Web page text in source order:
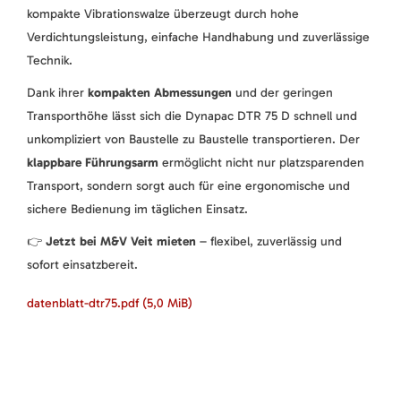
kompakte Vibrationswalze überzeugt durch hohe
Verdichtungsleistung, einfache Handhabung und zuverlässige
Technik.
Dank ihrer kompakten Abmessungen und der geringen
Transporthöhe lässt sich die Dynapac DTR 75 D schnell und
unkompliziert von Baustelle zu Baustelle transportieren. Der
klappbare Führungsarm ermöglicht nicht nur platzsparenden
Transport, sondern sorgt auch für eine ergonomische und
sichere Bedienung im täglichen Einsatz.
👉 Jetzt bei M&V Veit mieten – flexibel, zuverlässig und
sofort einsatzbereit.
datenblatt-dtr75.pdf (5,0 MiB)